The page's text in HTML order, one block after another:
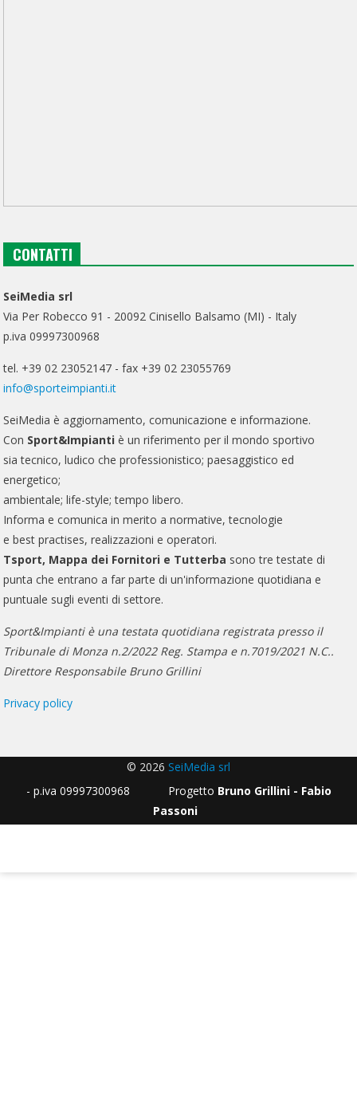
CONTATTI
SeiMedia srl
Via Per Robecco 91 - 20092 Cinisello Balsamo (MI) - Italy
p.iva 09997300968
tel. +39 02 23052147 - fax +39 02 23055769
info@sporteimpianti.it
SeiMedia è aggiornamento, comunicazione e informazione.
Con Sport&Impianti è un riferimento per il mondo sportivo
sia tecnico, ludico che professionistico; paesaggistico ed
energetico;
ambientale; life-style; tempo libero.
Informa e comunica in merito a normative, tecnologie
e best practises, realizzazioni e operatori.
Tsport, Mappa dei Fornitori e Tutterba sono tre testate di
punta che entrano a far parte di un'informazione quotidiana e
puntuale sugli eventi di settore.
Sport&Impianti è una testata quotidiana registrata presso il
Tribunale di Monza n.2/2022 Reg. Stampa e n.7019/2021 N.C..
Direttore Responsabile Bruno Grillini
Privacy policy
© 2026 SeiMedia srl
- p.iva 09997300968 Progetto Bruno Grillini - Fabio
Passoni